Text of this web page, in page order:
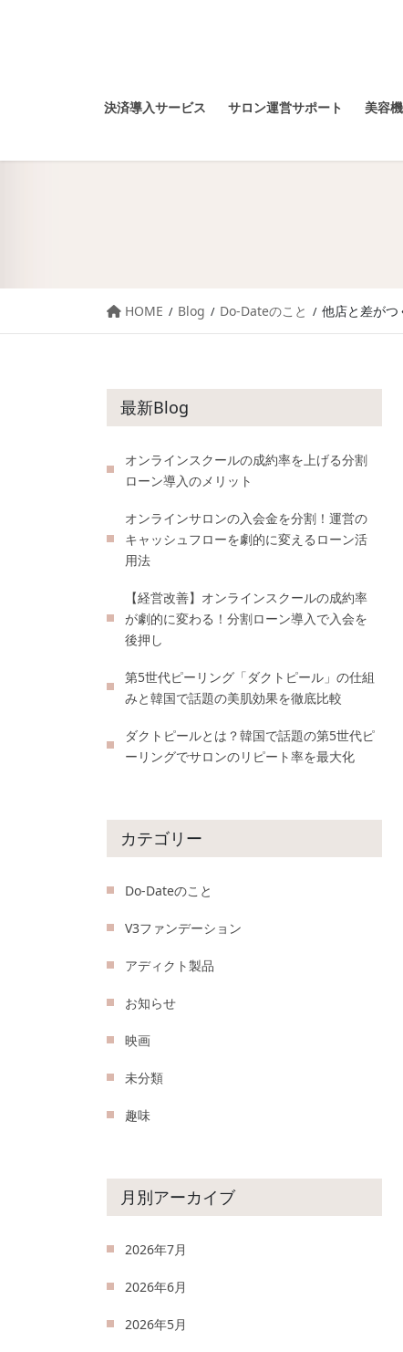
決済導入サービス サロン運営サポート 美容
HOME Blog Do-Dateのこと 他店と差がつ
最新Blog
オンラインスクールの成約率を上げる分割
ローン導入のメリット
オンラインサロンの入会金を分割！運営の
キャッシュフローを劇的に変えるローン活
用法
【経営改善】オンラインスクールの成約率
が劇的に変わる！分割ローン導入で入会を
後押し
第5世代ピーリング「ダクトピール」の仕組
みと韓国で話題の美肌効果を徹底比較
ダクトピールとは？韓国で話題の第5世代ピ
ーリングでサロンのリピート率を最大化
カテゴリー
Do-Dateのこと
V3ファンデーション
アディクト製品
お知らせ
映画
未分類
趣味
月別アーカイブ
2026年7月
2026年6月
2026年5月